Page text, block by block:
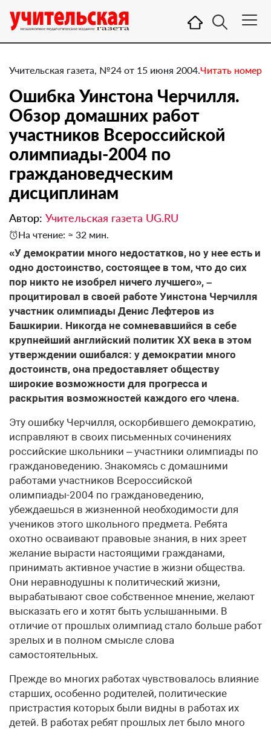
Учительская газета, №24 от 15 июня 2004.Читать номер
Ошибка Уинстона Черчилля.
Обзор домашних работ
участников Всероссийской
олимпиады-2004 по
граждановедческим
дисциплинам
Автор: Учительская газета UG.RU
На чтение: ≈ 32 мин.
«У демократии много недостатков, но у нее есть и
одно достоинство, состоящее в том, что до сих
пор никто не изобрел ничего лучшего», –
процитировал в своей работе Уинстона Черчилля
участник олимпиады Денис Лефтеров из
Башкирии. Никогда не сомневавшийся в себе
крупнейший английский политик ХХ века в этом
утверждении ошибался: у демократии много
достоинств, она предоставляет обществу
широкие возможности для прогресса и
раскрытия возможностей каждого его члена.
Эту ошибку Черчилля, оскорбившего демократию,
исправляют в своих письменных сочинениях
российские школьники – участники олимпиады по
граждановедению. Знакомясь с домашними
работами участников Всероссийской
олимпиады-2004 по граждановедению,
убеждаешься в жизненной необходимости для
учеников этого школьного предмета. Ребята
охотно осваивают правовые знания, в них зреет
желание вырасти настоящими гражданами,
принимать активное участие в жизни общества.
Они неравнодушны к политический жизни,
вырабатывают свое собственное мнение, желают
высказать его и хотят быть услышанными. В
отличие от прошлых олимпиад стало больше работ
зрелых и в полном смысле слова
самостоятельных.
Прежде во многих работах чувствовалось влияние
старших, особенно родителей, политические
пристрастия которых были видны в работах их
детей. В работах ребят прошлых лет было много